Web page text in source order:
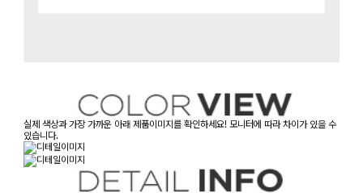
실제 색상과 가장 가까운 아래 제품이미지를 확인하세요! 모니터에 따라 차이가 있을 수
있습니다.